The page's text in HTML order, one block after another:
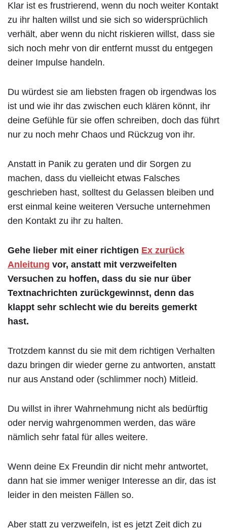
Klar ist es frustrierend, wenn du noch weiter Kontakt
zu ihr halten willst und sie sich so widersprüchlich
verhält, aber wenn du nicht riskieren willst, dass sie
sich noch mehr von dir entfernt musst du entgegen
deiner Impulse handeln.
Du würdest sie am liebsten fragen ob irgendwas los
ist und wie ihr das zwischen euch klären könnt, ihr
deine Gefühle für sie offen schreiben, doch das führt
nur zu noch mehr Chaos und Rückzug von ihr.
Anstatt in Panik zu geraten und dir Sorgen zu
machen, dass du vielleicht etwas Falsches
geschrieben hast, solltest du Gelassen bleiben und
erst einmal keine weiteren Versuche unternehmen
den Kontakt zu ihr zu halten.
Gehe lieber mit einer richtigen Ex zurück
Anleitung vor, anstatt mit verzweifelten
Versuchen zu hoffen, dass du sie nur über
Textnachrichten zurückgewinnst, denn das
klappt sehr schlecht wie du bereits gemerkt
hast.
Trotzdem kannst du sie mit dem richtigen Verhalten
dazu bringen dir wieder gerne zu antworten, anstatt
nur aus Anstand oder (schlimmer noch) Mitleid.
Du willst in ihrer Wahrnehmung nicht als bedürftig
oder nervig wahrgenommen werden, das wäre
nämlich sehr fatal für alles weitere.
Wenn deine Ex Freundin dir nicht mehr antwortet,
dann hat sie immer weniger Interesse an dir, das ist
leider in den meisten Fällen so.
Aber statt zu verzweifeln, ist es jetzt Zeit dich zu